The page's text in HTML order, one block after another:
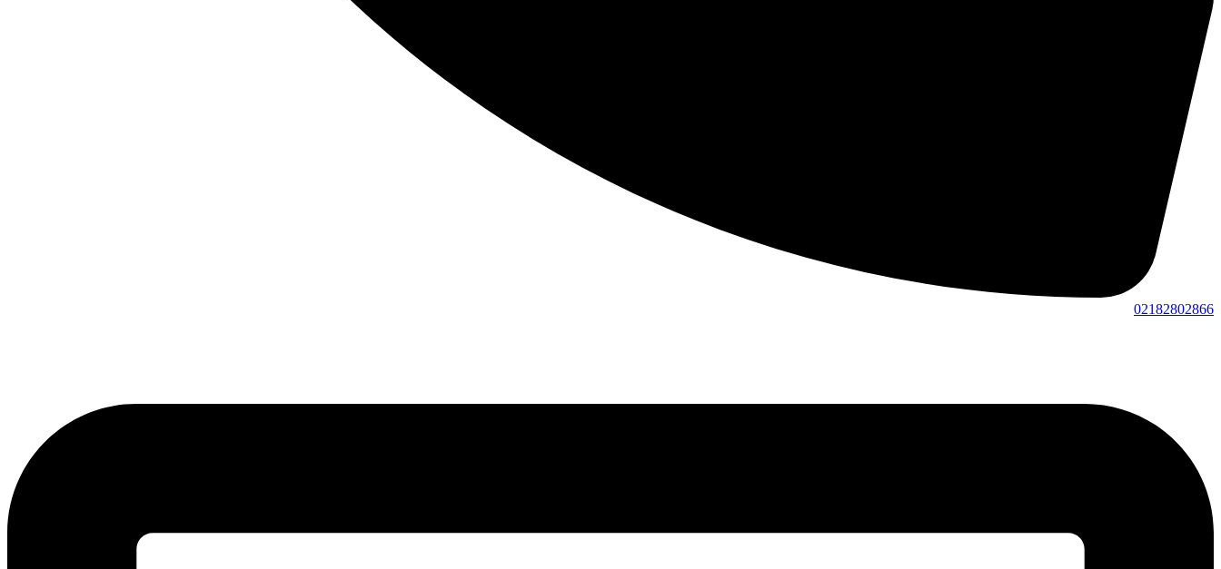
02182802866